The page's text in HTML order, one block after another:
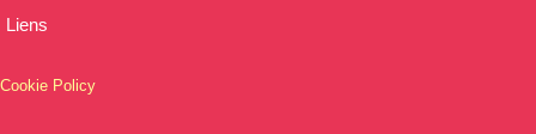
Liens
Cookie Policy